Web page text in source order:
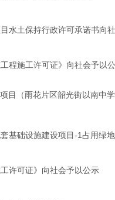
水土保持行政许可承诺书向
程施工许可证》向社会予以
目（雨花片区韶光街以南中
基础设施建设项目-1占用绿
许可证》向社会予以公示